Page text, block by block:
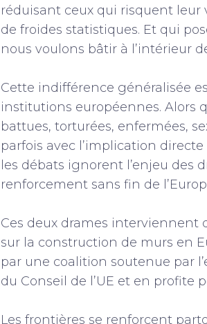
réduisant ceux qui risquent leur
de froides statistiques. Et qui
nous voulons bâtir à l’intérieur
Cette indifférence généralisée
institutions européennes. Alors
battues, torturées, enfermées,
parfois avec l’implication
les débats ignorent l’enjeu des
renforcement sans fin de
Ces deux drames interviennent
sur la construction de murs en
par une coalition soutenue par
du Conseil de l’UE et en profite
Les frontières se renforcent